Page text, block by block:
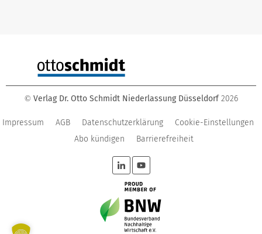
© Verlag Dr. Otto Schmidt Niederlassung Düsseldorf 2026
Impressum AGB Datenschutzerklärung
Cookie-Einstellungen
Abo kündigen
Barrierefreiheit